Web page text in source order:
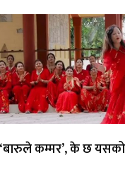
कम्मर’, के छ